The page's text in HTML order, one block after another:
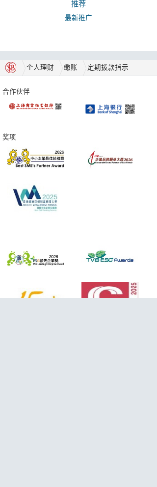
推荐
最新推广
个人理财 缴账 定期拨款指示
合作伙伴
奖项